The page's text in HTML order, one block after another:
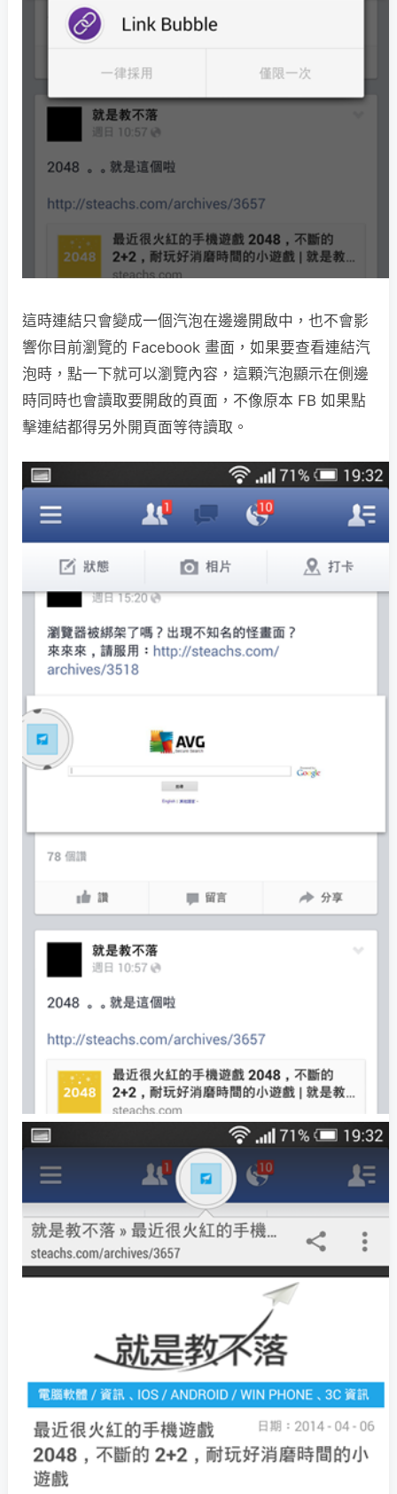
這時連結只會變成一個汽泡在邊邊開啟中，也不會影
響你目前瀏覽的 Facebook 畫面，如果要查看連結汽
泡時，點一下就可以瀏覽內容，這顆汽泡顯示在側邊
時同時也會讀取要開啟的頁面，不像原本 FB 如果點
擊連結都得另外開頁面等待讀取。